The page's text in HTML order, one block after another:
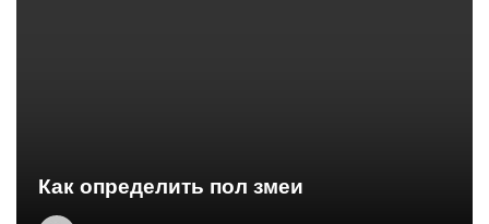
Как определить пол змеи